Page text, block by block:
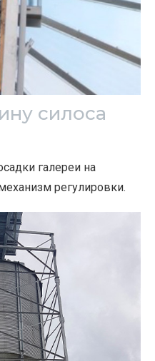
силоса
галереи на
регулировки.